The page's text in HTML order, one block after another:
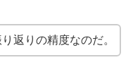
返りの精度なのだ。